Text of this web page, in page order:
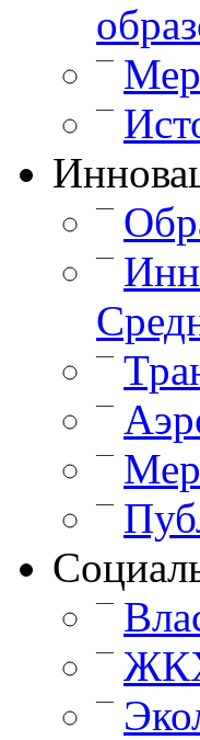
—
—
—
—
—
—
—
—
—
—
—